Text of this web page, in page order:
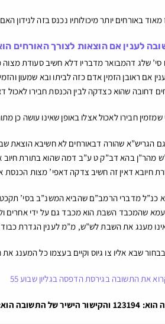
באורחים יותר מיכולותיו נכנס בזה לנידון
לענין אם הוצאות לצורך האורחים
סי’ שלג דהמבואר מדבריו דלא חשיב סעודת
אם ראובן הזמין אדם כזה לביתו ובא שמעון
דחובה שהוא כצדקה לבין הכנסת חבירו לאכול
שמזמין חבירו לאכול אצלו באופן שאינו עושה
הגריש”א שהורה דבאורחים לא חשיבא הוצאת
מהר”ן בהא דב”ק ט ע”ב דמה שהוא בתורת חיוב
חיובא דאין זה חשיב צדקה דאפי’ מצות הכנסת
כנ”ל מדברי הרמב”ם שהביא המשנ”ב בסי’
שהמכבד השבת הוא מכבד גם על ידי אחרים
מענג את השבת לש”ש, מ”מ לענין הגדרת
שבא אליו צו גיוס וקיים בעצמו כל המענג
את התשובה בגירסת הדפסה בגליון שבוע 55
של התשובה הוא: